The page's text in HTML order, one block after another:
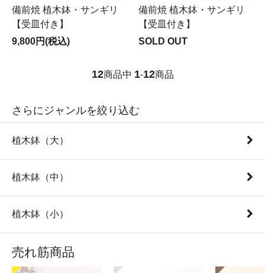
備前焼 植木鉢・サンギリ
【受皿付き】
9,800円(税込)
備前焼 植木鉢・サンギリ
【受皿付き】
SOLD OUT
12商品中 1-12商品
さらにジャンルを絞り込む
植木鉢（大）
植木鉢（中）
植木鉢（小）
売れ筋商品